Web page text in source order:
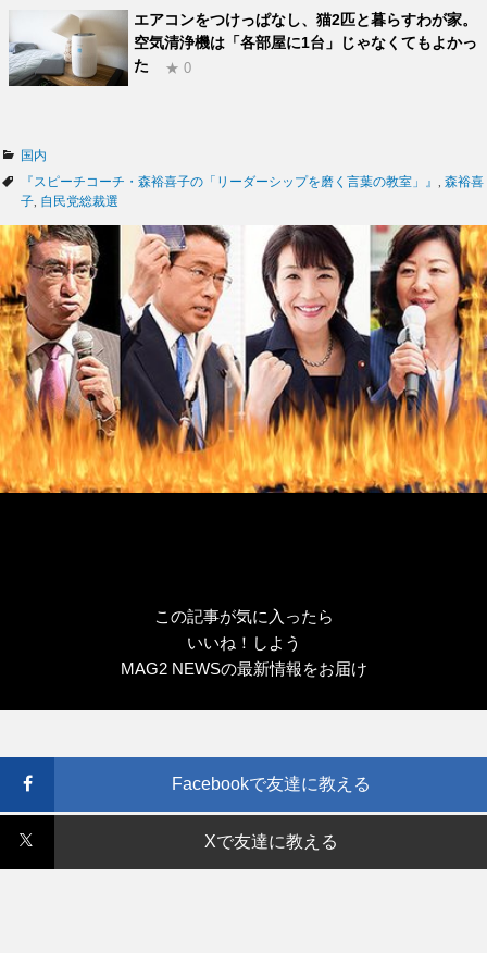
エアコンをつけっぱなし、猫2匹と暮らすわが家。
空気清浄機は「各部屋に1台」じゃなくてもよかっ
た
★ 0
カ
テ
ゴ
ー
国内
タ
グ
『スピーチコーチ・森裕喜子の「リーダーシップを磨く言葉の教室」』
森裕喜
子 自民党総裁選
この記事が気に入ったら
いいね！しよう
MAG2 NEWSの最新情報をお届け
Facebookで友達に教える
Xで友達に教える